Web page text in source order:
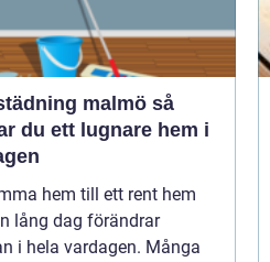
malmö så
du ett lugnare hem i
hem till ett rent hem
lång dag förändrar
i hela vardagen. Många